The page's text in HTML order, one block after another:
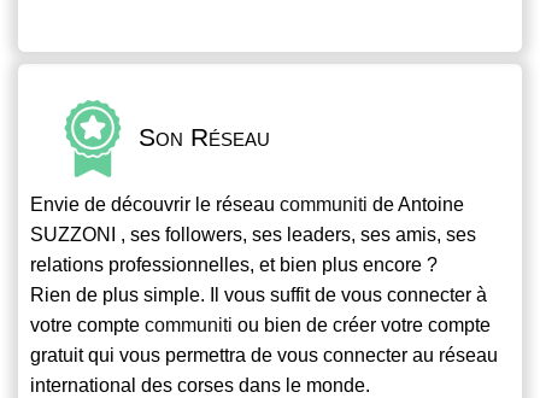
Son Réseau
Envie de découvrir le réseau communiti de Antoine
SUZZONI , ses followers, ses leaders, ses amis, ses
relations professionnelles, et bien plus encore ?
Rien de plus simple. Il vous suffit de vous connecter à
votre compte communiti ou bien de créer votre compte
gratuit qui vous permettra de vous connecter au réseau
international des corses dans le monde.